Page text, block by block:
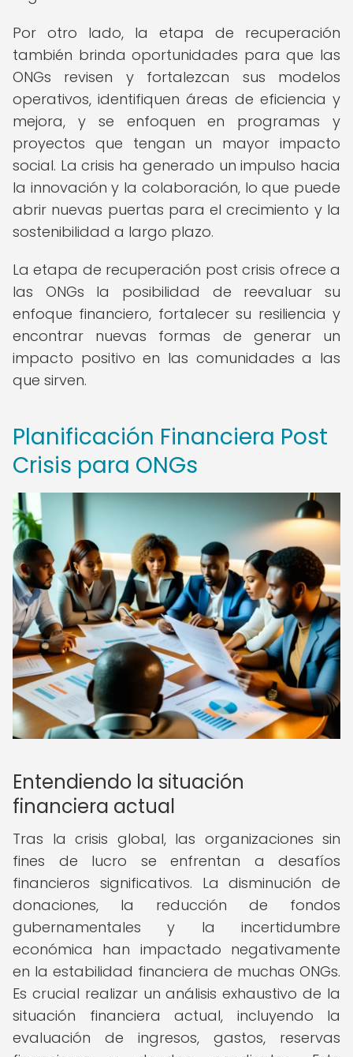
Por otro lado, la etapa de recuperación
también brinda oportunidades para que las
ONGs revisen y fortalezcan sus modelos
operativos, identifiquen áreas de eficiencia y
mejora, y se enfoquen en programas y
proyectos que tengan un mayor impacto
social. La crisis ha generado un impulso hacia
la innovación y la colaboración, lo que puede
abrir nuevas puertas para el crecimiento y la
sostenibilidad a largo plazo.
La etapa de recuperación post crisis ofrece a
las ONGs la posibilidad de reevaluar su
enfoque financiero, fortalecer su resiliencia y
encontrar nuevas formas de generar un
impacto positivo en las comunidades a las
que sirven.
Planificación Financiera Post
Crisis para ONGs
Entendiendo la situación
financiera actual
Tras la crisis global, las organizaciones sin
fines de lucro se enfrentan a desafíos
financieros significativos. La disminución de
donaciones, la reducción de fondos
gubernamentales y la incertidumbre
económica han impactado negativamente
en la estabilidad financiera de muchas ONGs.
Es crucial realizar un análisis exhaustivo de la
situación financiera actual, incluyendo la
evaluación de ingresos, gastos, reservas